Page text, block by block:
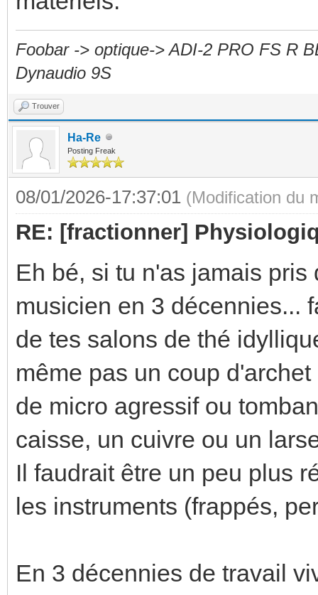
Foobar -> optique-> ADI-2 PRO FS R
Dynaudio 9S
Trouver
Ha-Re
Posting Freak
08/01/2026-17:37:01 (Modification du
RE: [fractionner]
Eh bé, si tu n'as jamais
musicien en 3 décennies...
de tes salons de thé
même pas un coup
de micro agressif ou
caisse, un cuivre ou un
Il faudrait être un peu plus
les instruments (frappés,
En 3 décennies de travail